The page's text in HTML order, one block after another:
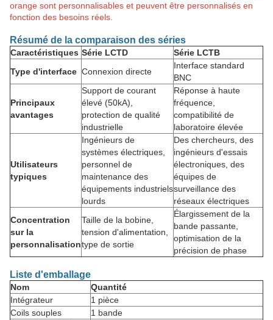
orange sont personnalisables et peuvent être personnalisés en
fonction des besoins réels.
Résumé de la comparaison des séries
Caractéristiques Série LCTD
Série LCTB
Type d'interface Connexion directe
Interface standard
BNC
Principaux
avantages
Support de courant
élevé (50kA),
protection de qualité
industrielle
Réponse à haute
fréquence,
compatibilité de
laboratoire élevée
Utilisateurs
typiques
Ingénieurs de
systèmes électriques,
personnel de
maintenance des
équipements industriels
lourds
Des chercheurs, des
ingénieurs d'essais
électroniques, des
équipes de
surveillance des
réseaux électriques
Concentration
sur la
personnalisation
Taille de la bobine,
tension d'alimentation,
type de sortie
Élargissement de la
bande passante,
optimisation de la
précision de phase
Liste d'emballage
Nom
Quantité
Intégrateur
1 pièce
Coils souples
1 bande